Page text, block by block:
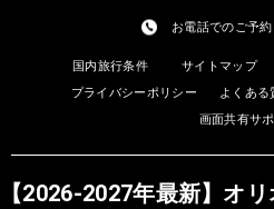
お電話でのご予
国内旅行条件 サイトマップ
プライバシーポリシー
よくある
画面共有サ
【2026-2027年最新】オ